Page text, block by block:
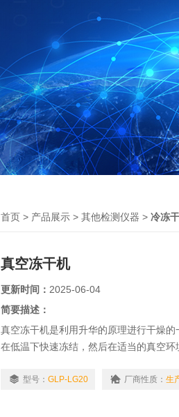
首页 > 产品展示 > 其他检测仪器 > 冷冻
真空冻干机
更新时间： 2025-06-04
简要描述：
真空冻干机是利用升华的原理进行干燥
在低温下快速冻结，然后在适当的真空
型号： GLP-LG20 厂商性质： 生